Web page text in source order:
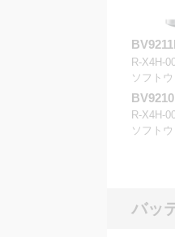
R-X4H-
ソフト
R-X4H-
ソフト
バッ